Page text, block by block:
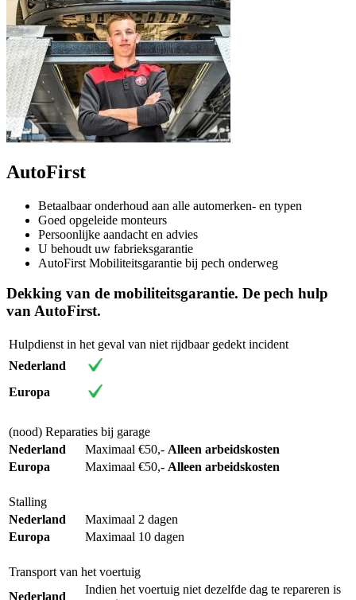
AutoFirst
Betaalbaar onderhoud aan alle automerken- en typen
Goed opgeleide monteurs
Persoonlijke aandacht en advies
U behoudt uw fabrieksgarantie
AutoFirst Mobiliteitsgarantie bij pech onderweg
Dekking van de mobiliteitsgarantie. De pech hulp
van AutoFirst.
Hulpdienst in het geval van niet rijdbaar gedekt incident
Nederland
Europa
(nood) Reparaties bij garage
Nederland
Maximaal €50,- Alleen arbeidskosten
Europa
Maximaal €50,- Alleen arbeidskosten
Stalling
Nederland
Maximaal 2 dagen
Europa
Maximaal 10 dagen
Transport van het voertuig
Nederland
Indien het voertuig niet dezelfde dag te repareren is